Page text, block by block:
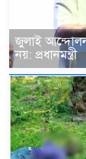
জুলাই
নয়: প্রধানমন্ত্রী